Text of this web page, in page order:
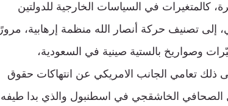
كالمتغيرات في السياسات الخارجية للدولتين
إلى تصنيف حركة أنصار الله منظمة إرهابية، مرورًا
وصواريخ بالستية صينية في السعودية،
ذلك تعامي الجانب الامريكي عن انتهاكات حقوق
الصحافي الخاشقجي في اسطنبول والذي بدا طيفه